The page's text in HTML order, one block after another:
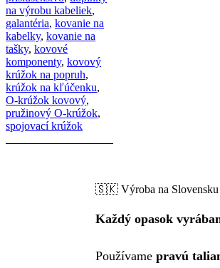
na výrobu kabeliek,
galantéria, kovanie na
kabelky, kovanie na
tašky, kovové
komponenty, kovový
krúžok na popruh,
krúžok na kľúčenku,
O-krúžok kovový,
pružinový O-krúžok,
spojovací krúžok
🇸🇰 Výroba na Slovensku
Každý opasok
Používame pravú